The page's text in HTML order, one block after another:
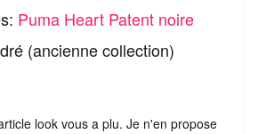
Puma Heart Patent noire
(ancienne collection)
look vous a plu. Je n'en propose